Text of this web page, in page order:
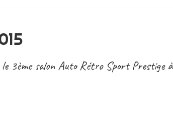
3ème salon Auto Rétro Sport Prestige à